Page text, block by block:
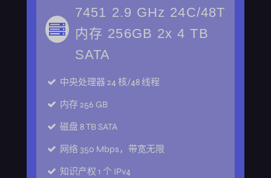
7451 2.9 GHz 24C/48T
内存 256GB 2x 4 TB
SATA
中央处理器 24 核/48 线程
内存256 GB
磁盘8 TB SATA
网络 350 Mbps，带宽无限
知识产权 1 个 IPv4